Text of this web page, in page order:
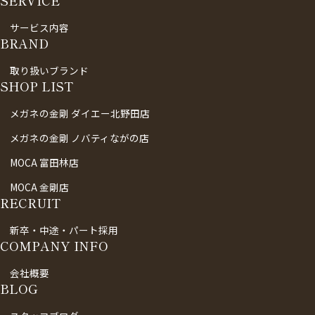
サービス内容
BRAND
取り扱いブランド
SHOP LIST
メガネの金剛 ダイエー北野田店
メガネの金剛 ノバティながの店
MOCA 富田林店
MOCA 金剛店
RECRUIT
新卒・中途・パート採用
COMPANY INFO
会社概要
BLOG